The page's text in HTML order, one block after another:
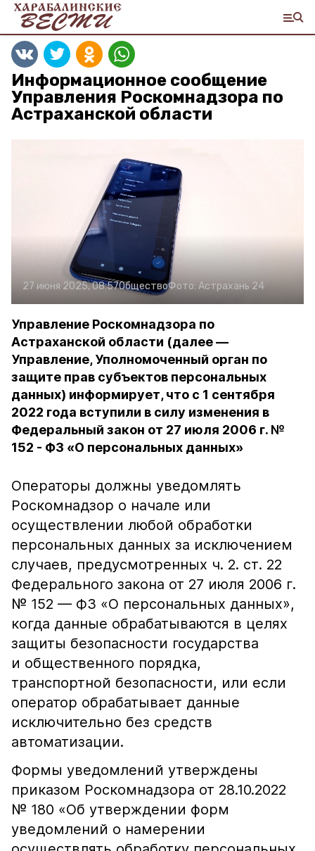
Информационное сообщение
Управления Роскомнадзора по
Астраханской области
27 июня 2025, 08:57ОбществоФото: Астрахань 24
Управление Роскомнадзора по
Астраханской области (далее —
Управление, Уполномоченный орган по
защите прав субъектов персональных
данных) информирует, что с 1 сентября
2022 года вступили в силу изменения в
Федеральный закон от 27 июля 2006 г. №
152 - ФЗ «О персональных данных»
Операторы должны уведомлять
Роскомнадзор о начале или
осуществлении любой обработки
персональных данных за исключением
случаев, предусмотренных ч. 2. ст. 22
Федерального закона от 27 июля 2006 г.
№ 152 — ФЗ «О персональных данных»,
когда данные обрабатываются в целях
защиты безопасности государства
и общественного порядка,
транспортной безопасности, или если
оператор обрабатывает данные
исключительно без средств
автоматизации.
Формы уведомлений утверждены
приказом Роскомнадзора от 28.10.2022
№ 180 «Об утверждении форм
уведомлений о намерении